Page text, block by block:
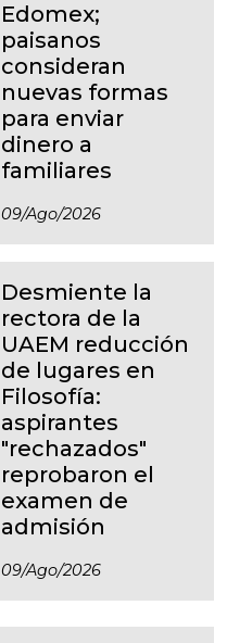
Edomex;
paisanos
consideran
nuevas formas
para enviar
dinero a
familiares
09/ago/2026
Desmiente la
rectora de la
UAEM reducción
de lugares en
Filosofía:
aspirantes
"rechazados"
reprobaron el
examen de
admisión
09/ago/2026